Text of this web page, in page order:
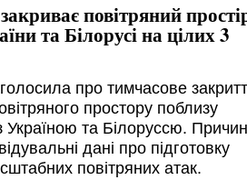
повітряний
та Білорусі на цілих 3
про тимчасове
простору поблизу
Україною та Білоруссю.
дані про підготовку
повітряних атак.